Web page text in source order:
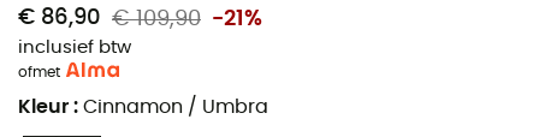
€ 86,90 € 109,90 -21%
inclusief btw
ofmet
Kleur : Cinnamon / Umbra